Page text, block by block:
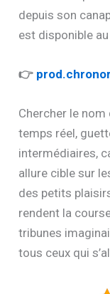
depuis son
est disponible
👉
Chercher le nom
temps réel,
intermédiaires,
allure cible sur
des petits
rendent la
tribunes
tous ceux qui